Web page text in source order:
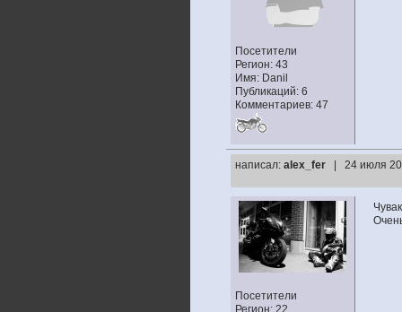
Посетители
Регион: 43
Имя: Danil
Публикаций: 6
Комментариев: 47
написал: alex_fer | 24 июля
Посетители
Регион: 22